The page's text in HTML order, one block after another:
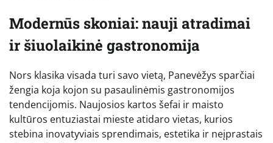
Modernūs skoniai: nauji atradimai
ir šiuolaikinė gastronomija
Nors klasika visada turi savo vietą, Panevėžys sparčiai
žengia koja kojon su pasaulinėmis gastronomijos
tendencijomis. Naujosios kartos šefai ir maisto
kultūros entuziastai mieste atidaro vietas, kurios
stebina inovatyviais sprendimais, estetika ir neįprastais